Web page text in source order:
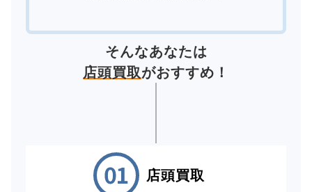
そんなあなたは
店頭買取がおすすめ！
店頭買取